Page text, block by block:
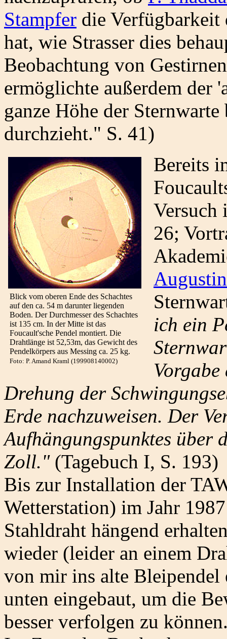
Stampfer die Verfügbarkeit
hat, wie Strasser dies
Beobachtung von
ermöglichte außerdem der
ganze Höhe der
durchzieht." S. 41)
Blick vom oberen Ende des Schachtes
auf den ca. 54 m darunter liegenden
Boden. Der Durchmesser des Schachtes
ist 135 cm. In der Mitte ist das
Foucault'sche Pendel montiert. Die
Drahtlänge ist 52,53m, das Gewicht des
Pendelkörpers aus Messing ca. 25 kg.
Foto: P. Amand Kraml (199908140002)
Bereits
Versuch
26;
ich ein
Vorgabe
Drehung der
Erde nachzuweisen. Der
Aufhängungspunktes über
Zoll."(Tagebuch I, S. 193)
Bis zur Installation der
Wetterstation) im Jahr
Stahldraht hängend
wieder (leider an einem
von mir ins alte
unten eingebaut, um die
besser verfolgen zu